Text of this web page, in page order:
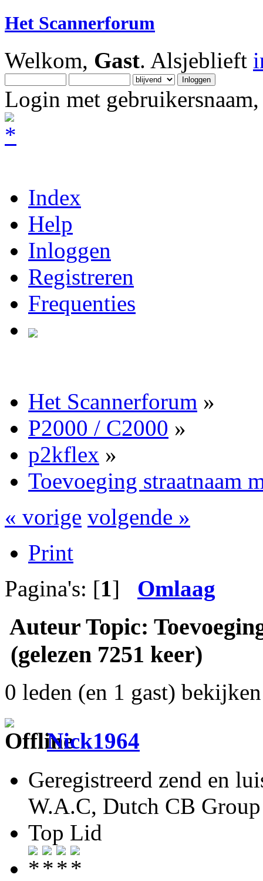
Het Scannerforum
Welkom, Gast. Alsjeblieft
Login met
Index
Help
Inloggen
Registreren
Frequenties
Het Scannerforum »
P2000 / C2000 »
p2kflex »
Toevoeging straatnaam
« vorige volgende »
Print
Pagina's: [1] Omlaag
Auteur Topic:
(gelezen 7251 keer)
0 leden (en 1 gast)
Nick1964
Geregistreerd zend en
W.A.C, Dutch CB
Top Lid